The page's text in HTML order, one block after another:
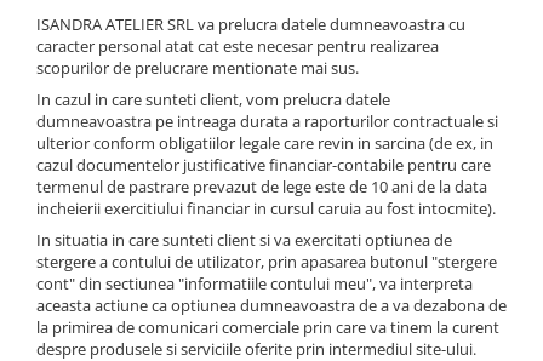
ISANDRA ATELIER SRL va prelucra datele dumneavoastra cu
caracter personal atat cat este necesar pentru realizarea
scopurilor de prelucrare mentionate mai sus.
In cazul in care sunteti client, vom prelucra datele
dumneavoastra pe intreaga durata a raporturilor contractuale si
ulterior conform obligatiilor legale care revin in sarcina (de ex, in
cazul documentelor justificative financiar-contabile pentru care
termenul de pastrare prevazut de lege este de 10 ani de la data
incheierii exercitiului financiar in cursul caruia au fost intocmite).
In situatia in care sunteti client si va exercitati optiunea de
stergere a contului de utilizator, prin apasarea butonul "stergere
cont" din sectiunea "informatiile contului meu", va interpreta
aceasta actiune ca optiunea dumneavoastra de a va dezabona de
la primirea de comunicari comerciale prin care va tinem la curent
despre produsele si serviciile oferite prin intermediul site-ului.